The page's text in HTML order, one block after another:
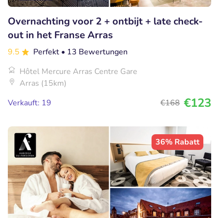
Overnachting voor 2 + ontbijt + late check-
out in het Franse Arras
9.5 Perfekt • 13 Bewertungen
Hôtel Mercure Arras Centre Gare
Arras (15km)
Verkauft: 19
€168 €123
36% Rabatt